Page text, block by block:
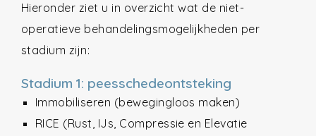
Hieronder ziet u in overzicht wat de niet-
operatieve behandelingsmogelijkheden per
stadium zijn:
Stadium 1: peesschedeontsteking
Immobiliseren (bewegingloos maken)
RICE (Rust, IJs, Compressie en Elevatie